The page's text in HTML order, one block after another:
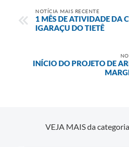
NOTÍCIA MAIS RECENTE
1 MÊS DE ATIVIDADE DA
IGARAÇU DO TIETÊ
INÍCIO DO PROJETO DE
VEJA MAIS da categoria